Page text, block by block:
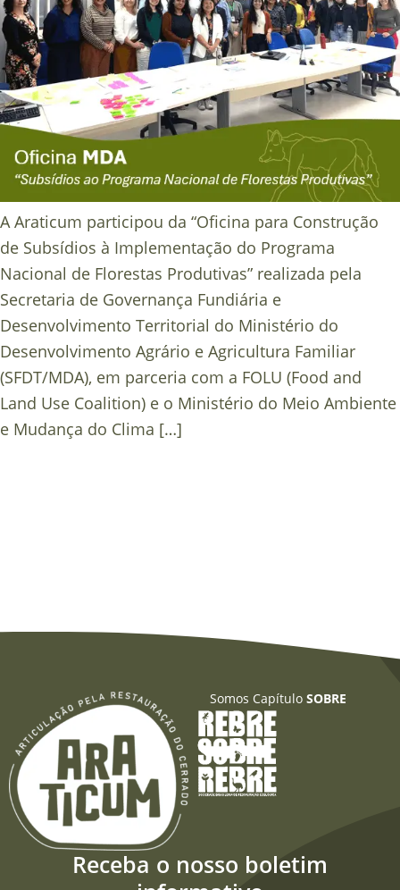
A Araticum participou da “Oficina para Construção
de Subsídios à Implementação do Programa
Nacional de Florestas Produtivas” realizada pela
Secretaria de Governança Fundiária e
Desenvolvimento Territorial do Ministério do
Desenvolvimento Agrário e Agricultura Familiar
(SFDT/MDA), em parceria com a FOLU (Food and
Land Use Coalition) e o Ministério do Meio Ambiente
e Mudança do Clima […]
Somos CapítuloSOBRE
Receba o nosso boletim